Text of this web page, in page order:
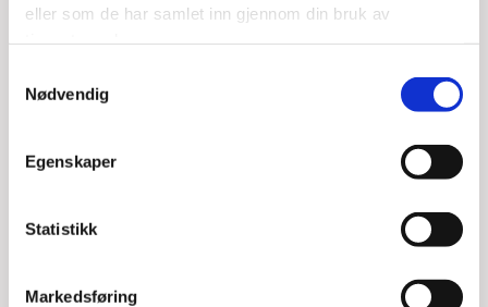
eller som de har samlet inn gjennom din bruk av
Nødvendig
Egenskaper
Statistikk
Markedsføring
 ek@electroteam.no